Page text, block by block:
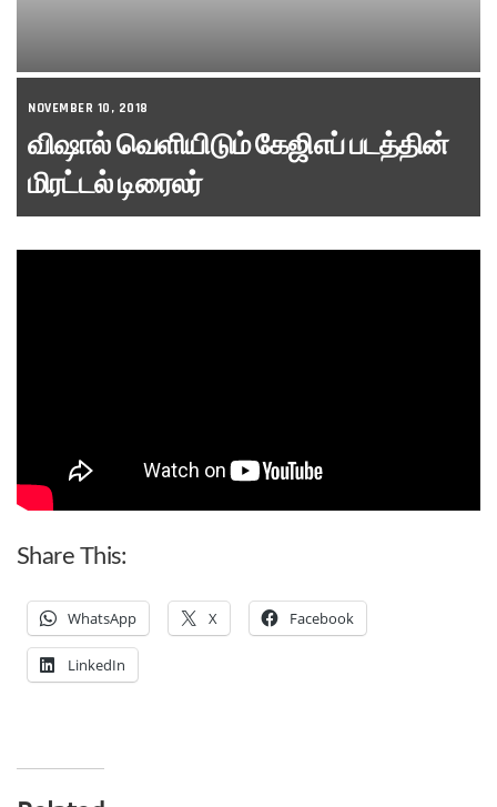
NOVEMBER 10, 2018
விஷால் வெளியிடும் கேஜிஎப் படத்தின்
மிரட்டல் டிரைலர்
Share This:
WhatsApp X Facebook
LinkedIn